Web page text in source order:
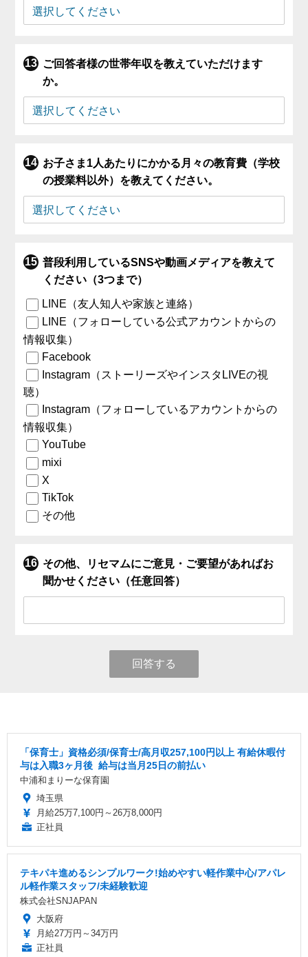
ご回答者様の世帯年収を教えていただけます
か。
お子さま1人あたりにかかる月々の教育費（学校
の授業料以外）を教えてください。
普段利用しているSNSや動画メディアを教えて
ください（3つまで）
LINE（友人知人や家族と連絡）
LINE（フォローしている公式アカウントからの
情報収集）
Facebook
Instagram（ストーリーズやインスタLIVEの視
聴）
Instagram（フォローしているアカウントからの
情報収集）
YouTube
mixi
X
TikTok
その他
その他、リセマムにご意見・ご要望があればお
聞かせください（任意回答）
回答する
「保育士」資格必須/保育士/️高月収257,100円以上 ️有給休暇付
与は入職3ヶ月後 ️ 給与は当月25日の前払い
中浦和まりーな保育園
埼玉県
月給25万7,100円～26万8,000円
正社員
テキパキ進めるシンプルワーク!始めやすい軽作業中心/アパレ
ル軽作業スタッフ/未経験歓迎
株式会社SNJAPAN
大阪府
月給27万円～34万円
正社員